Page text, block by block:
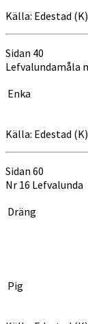
Källa: Edestad
Sidan 40
Lefvalundamåla
Enka
Källa: Edestad
Sidan 60
Nr 16 Lefvalunda
Dräng
Pig